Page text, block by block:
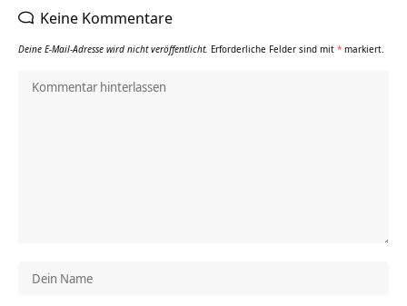
Keine Kommentare
Deine E-Mail-Adresse wird nicht veröffentlicht. Erforderliche Felder sind mit * markiert.